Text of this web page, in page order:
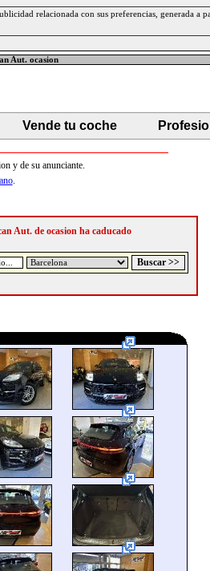
relacionada con sus preferencias, generada a
Aut. ocasion
Vende tu coche
y de su anunciante.
.
Aut. de ocasion ha caducado